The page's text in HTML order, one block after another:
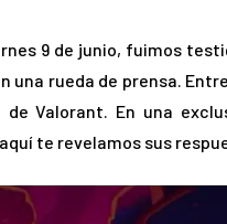
9 de junio, fuimos
una rueda de prensa.
de Valorant. En una
te revelamos sus